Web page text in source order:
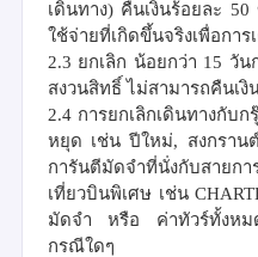
เดินทาง) คืนเงินร้อยละ 50
ใช้จ่ายที่เกิดขึ้นจริงเพื่อการ
2.3 ยกเลิก น้อยกว่า 15 วัน
สงวนสิทธิ์ ไม่สามารถคืนเ
2.4 การยกเลิกเดินทางกับ
หยุด เช่น ปีใหม่, สงกราน
การันตีมัดจำที่นั่งกับสายก
เที่ยวบินพิเศษ เช่น
มัดจำ หรือ ค่าทัวร์ทั้งหม
กรณีใดๆ